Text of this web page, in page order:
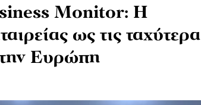
Monitor: Η
ως τις ταχύτερα
Ευρώπη